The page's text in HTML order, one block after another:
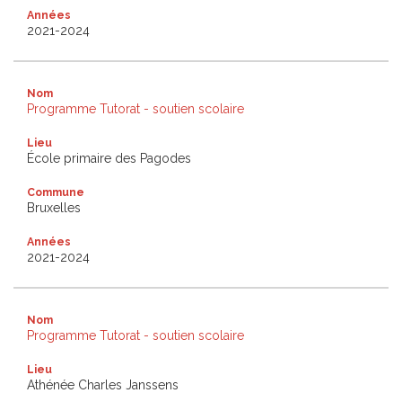
Années
2021-2024
Nom
Programme Tutorat - soutien scolaire
Lieu
École primaire des Pagodes
Commune
Bruxelles
Années
2021-2024
Nom
Programme Tutorat - soutien scolaire
Lieu
Athénée Charles Janssens